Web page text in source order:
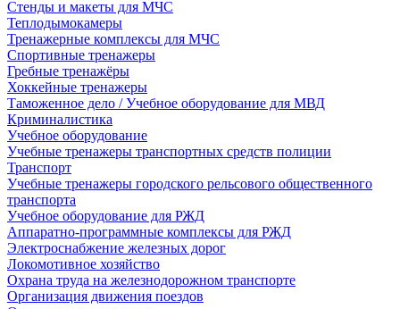
Стенды и макеты для МЧС
Теплодымокамеры
Тренажерные комплексы для МЧС
Спортивные тренажеры
Гребные тренажёры
Хоккейные тренажеры
Таможенное дело / Учебное оборудование для МВД
Криминалистика
Учебное оборудование
Учебные тренажеры транспортных средств полиции
Транспорт
Учебные тренажеры городского рельсового общественного
транспорта
Учебное оборудование для РЖД
Аппаратно-программные комплексы для РЖД
Электроснабжение железных дорог
Локомотивное хозяйство
Охрана труда на железнодорожном транспорте
Организация движения поездов